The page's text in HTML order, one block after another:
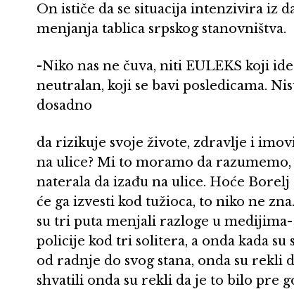
On ističe da se situacija intenzivira iz
menjanja tablica srpskog stanovništva.
-Niko nas ne čuva, niti EULEKS koji
neutralan, koji se bavi posledicama.
dosadno
da rizikuje svoje živote, zdravlje i
na ulice? Mi to moramo da
naterala da izađu na ulice. Hoće Borelj
će ga izvesti kod tužioca, to niko ne
su tri puta menjali razloge u
policije kod tri solitera, a onda kada
od radnje do svog stana, onda su rekli
shvatili onda su rekli da je to bilo pre